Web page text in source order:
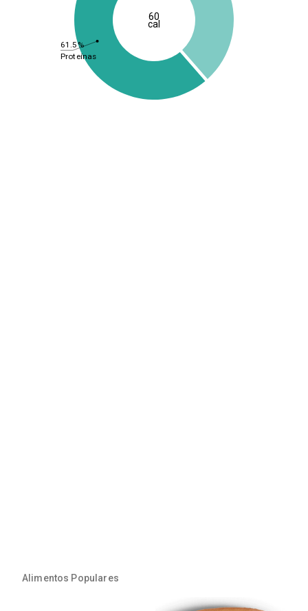
61.5%
Proteínas
60
cal
Alimentos Populares